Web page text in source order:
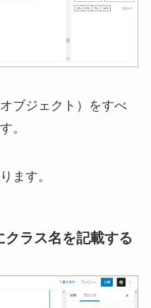
ブジェクト）をすべ
。
ます。
ラス名を記載する